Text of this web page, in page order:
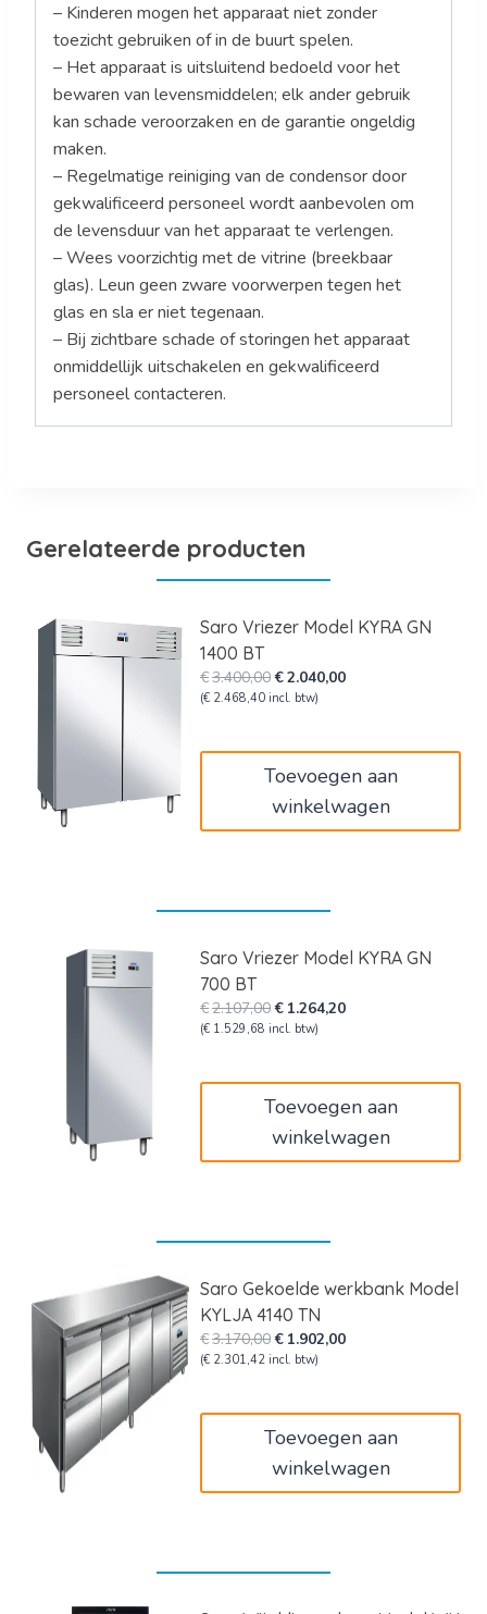
– Kinderen mogen het apparaat niet zonder
toezicht gebruiken of in de buurt spelen.
– Het apparaat is uitsluitend bedoeld voor het
bewaren van levensmiddelen; elk ander gebruik
kan schade veroorzaken en de garantie ongeldig
maken.
– Regelmatige reiniging van de condensor door
gekwalificeerd personeel wordt aanbevolen om
de levensduur van het apparaat te verlengen.
– Wees voorzichtig met de vitrine (breekbaar
glas). Leun geen zware voorwerpen tegen het
glas en sla er niet tegenaan.
– Bij zichtbare schade of storingen het apparaat
onmiddellijk uitschakelen en gekwalificeerd
personeel contacteren.
Gerelateerde producten
Saro Vriezer Model KYRA GN
1400 BT
€3.400,00Oorspronkelijke
prijs
€2.040,00Huidige
(€ 2.468,40 incl. btw)
Toevoegen aan
winkelwagen
Saro Vriezer Model KYRA GN
700 BT
€2.107,00Oorspronkelijke
prijs
€ 1.264,20Huidige
(€ 1.529,68 incl. btw)
Toevoegen aan
winkelwagen
Saro Gekoelde werkbank Model
KYLJA 4140 TN
€3.170,00Oorspronkelijke
prijs
€ 1.902,00Huidige
(€ 2.301,42 incl. btw)
Toevoegen aan
winkelwagen